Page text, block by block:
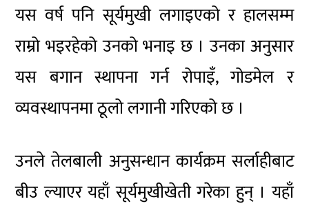
यस वर्ष पनि सूर्यमुखी लगाइएको र हालसम्म
राम्रो भइरहेको उनको भनाइ छ । उनका अनुसार
यस बगान स्थापना गर्न रोपाइँ, गोडमेल र
व्यवस्थापनमा ठूलो लगानी गरिएको छ ।
उनले तेलबाली अनुसन्धान कार्यक्रम सर्लाहीबाट
बीउ ल्याएर यहाँ सूर्यमुखीखेती गरेका हुन् । यहाँ